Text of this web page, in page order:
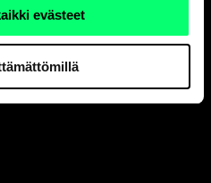
evästeet